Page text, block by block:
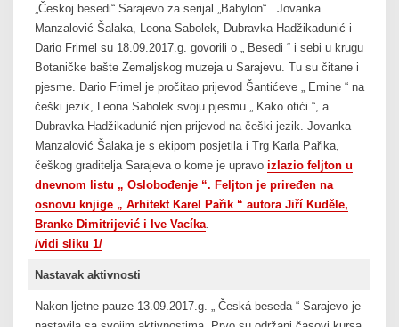
„Českoj besedi“ Sarajevo za serijal „Babylon“ . Jovanka
Manzalović Šalaka, Leona Sabolek, Dubravka Hadžikadunić i
Dario Frimel su 18.09.2017.g. govorili o „ Besedi “ i sebi u krugu
Botaničke bašte Zemaljskog muzeja u Sarajevu. Tu su čitane i
pjesme. Dario Frimel je pročitao prijevod Šantićeve „ Emine “ na
češki jezik, Leona Sabolek svoju pjesmu „ Kako otići “, a
Dubravka Hadžikadunić njen prijevod na češki jezik. Jovanka
Manzalović Šalaka je s ekipom posjetila i Trg Karla Pařika,
češkog graditelja Sarajeva o kome je upravo izlazio feljton u
dnevnom listu „ Oslobođenje “. Feljton je priređen na
osnovu knjige „ Arhitekt Karel Pařik “ autora Jiří Kuděle,
Branke Dimitrijević i Ive Vacíka.
/vidi sliku 1/
Nastavak aktivnosti
Nakon ljetne pauze 13.09.2017.g. „ Česká beseda “ Sarajevo je